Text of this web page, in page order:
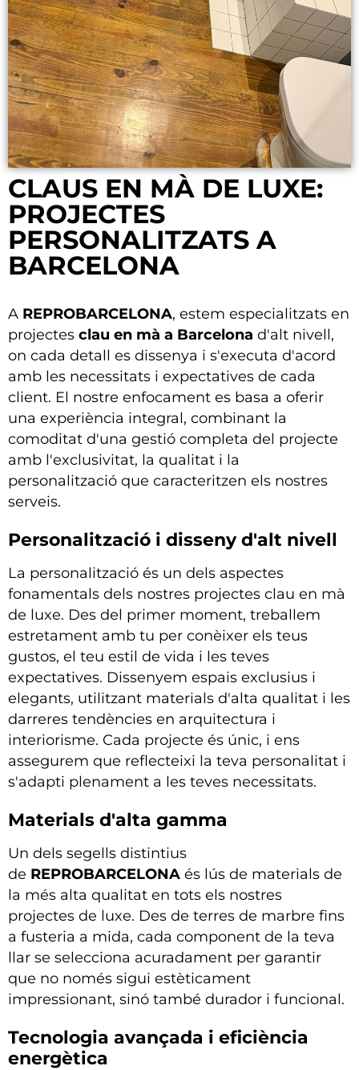
CLAUS EN MÀ DE LUXE:
PROJECTES
PERSONALITZATS A
BARCELONA
A REPROBARCELONA, estem especialitzats en
projectes clau en mà a Barcelona d'alt nivell,
on cada detall es dissenya i s'executa d'acord
amb les necessitats i expectatives de cada
client. El nostre enfocament es basa a oferir
una experiència integral, combinant la
comoditat d'una gestió completa del projecte
amb l'exclusivitat, la qualitat i la
personalització que caracteritzen els nostres
serveis.
Personalització i disseny d'alt nivell
La personalització és un dels aspectes
fonamentals dels nostres projectes clau en mà
de luxe. Des del primer moment, treballem
estretament amb tu per conèixer els teus
gustos, el teu estil de vida i les teves
expectatives. Dissenyem espais exclusius i
elegants, utilitzant materials d'alta qualitat i les
darreres tendències en arquitectura i
interiorisme. Cada projecte és únic, i ens
assegurem que reflecteixi la teva personalitat i
s'adapti plenament a les teves necessitats.
Materials d'alta gamma
Un dels segells distintius
de REPROBARCELONA és lús de materials de
la més alta qualitat en tots els nostres
projectes de luxe. Des de terres de marbre fins
a fusteria a mida, cada component de la teva
llar se selecciona acuradament per garantir
que no només sigui estèticament
impressionant, sinó també durador i funcional.
Tecnologia avançada i eficiència
energètica